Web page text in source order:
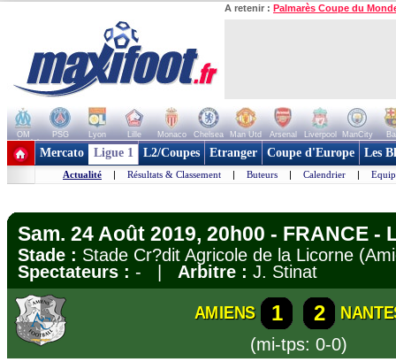
A retenir : Palmarès Coupe du
OM PSG Lyon Lille Monaco Chelsea Man Utd Arsenal Liverpool ManCity
+ de clubs
Mercato Ligue 1 L2/Coupes Etranger Coupe d'Europe Les
Actualité | Résultats & Classement | Buteurs | Calendrier |
Sam. 24 Août 2019, 20h00 - FRANCE -
Stade : Stade Cr?dit Agricole de la Licorne
Spectateurs : - | Arbitre : J. Stinat
AMIENS 1 2
(mi-tps: 0-0)